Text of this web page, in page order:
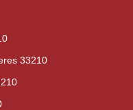
33210